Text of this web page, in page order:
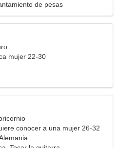
de pesas
mujer 22-30
conocer a una mujer 26-32